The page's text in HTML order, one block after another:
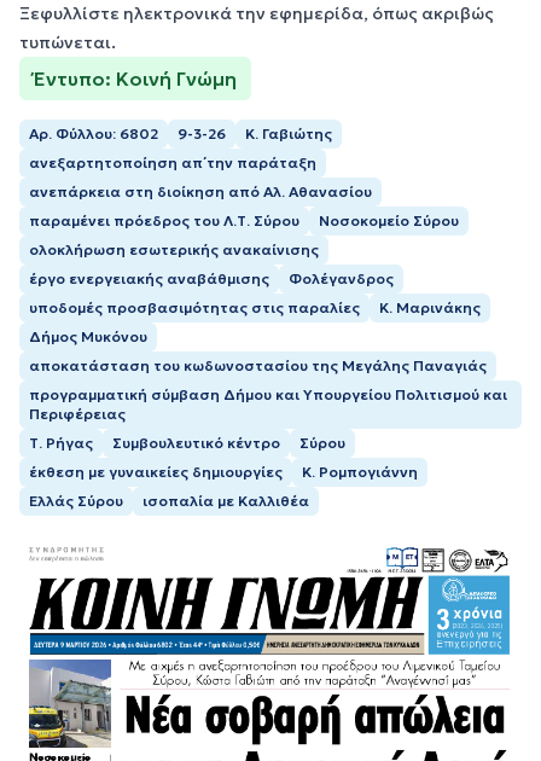
Ξεφυλλίστε ηλεκτρονικά την εφημερίδα, όπως ακριβώς
τυπώνεται.
Έντυπο: Κοινή Γνώμη
Αρ. Φύλλου: 6802 9-3-26
Κ. Γαβιώτης
ανεξαρτητοποίηση απ΄την παράταξη
ανεπάρκεια στη διοίκηση από Αλ. Αθανασίου
παραμένει πρόεδρος του Λ.Τ. Σύρου
Νοσοκομείο Σύρου
ολοκλήρωση εσωτερικής ανακαίνισης
έργο ενεργειακής αναβάθμισης
Φολέγανδρος
υποδομές προσβασιμότητας στις παραλίες
Κ. Μαρινάκης
Δήμος Μυκόνου
αποκατάσταση του κωδωνοστασίου της Μεγάλης Παναγιάς
προγραμματική σύμβαση Δήμου και Υπουργείου Πολιτισμού και
Περιφέρειας
Τ. Ρήγας
Συμβουλευτικό κέντρο
Σύρου
έκθεση με γυναικείες δημιουργίες
Κ. Ρομπογιάννη
Ελλάς Σύρου
ισοπαλία με Καλλιθέα